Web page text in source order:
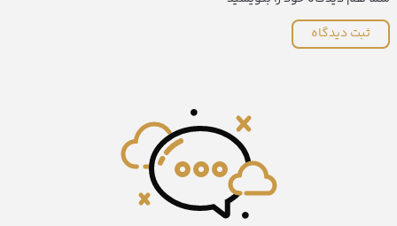
ثبت دیدگاه